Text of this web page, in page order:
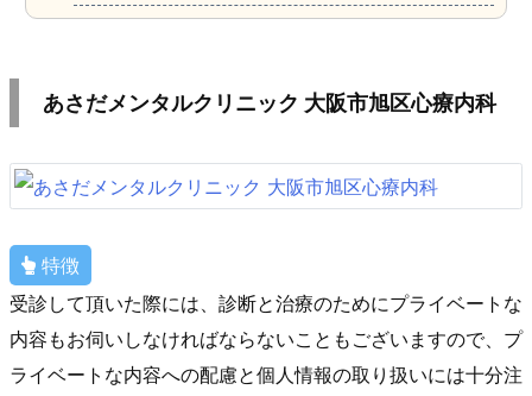
あさだメンタルクリニック 大阪市旭区心療内科
特徴
受診して頂いた際には、診断と治療のためにプライベートな
内容もお伺いしなければならないこともございますので、プ
ライベートな内容への配慮と個人情報の取り扱いには十分注